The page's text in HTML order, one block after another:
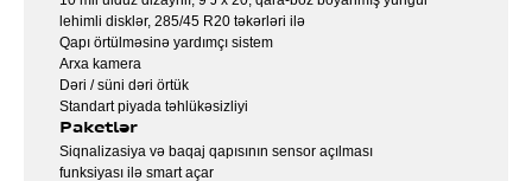
lehimli disklər, 285/45 R20 təkərləri ilə
Qapı örtülməsinə yardımçı sistem
Arxa kamera
Dəri / süni dəri örtük
Standart piyada təhlükəsizliyi
Paketlər
Siqnalizasiya və baqaj qapısının sensor açılması
funksiyası ilə smart açar